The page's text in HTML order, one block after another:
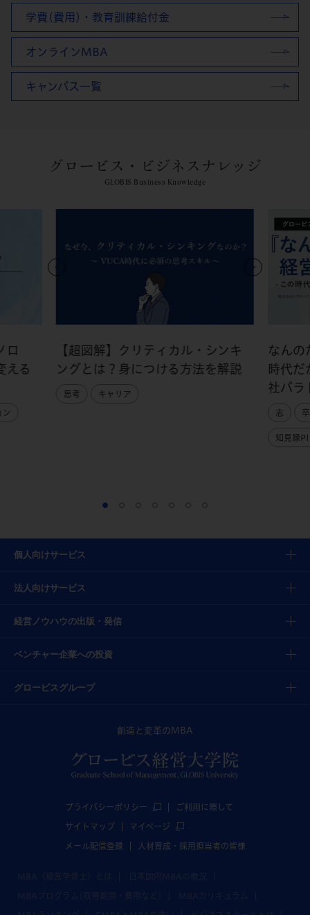
学費(費用)・教育訓練給付金
オンラインMBA
キャンパス一覧
グロービス・ビジネスナレッジ
GLOBIS Business Knowledge
ロ
える
ン
【超図解】クリティカル・シンキ
ングとは？身につける方法を解説
思考 キャリア
なんの
時代だ
社パラ
志
知見録
個人向けサービス
法人向けサービス
経営ノウハウの出版・発信
ベンチャー企業への投資
グロービスグループ
創造と変革のMBA
プライバシーポリシー ご利用に際して
サイトマップ マイページ
メール配信登録 人材育成・採用担当者の皆様